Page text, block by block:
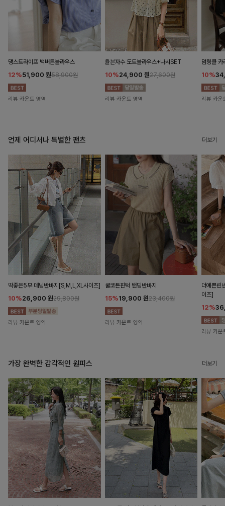
댕스트라이프 백버튼블라우스
12%51,900 원58,900원
리뷰 카운트 영역
율븐자수 도트블라우스+나시SET
10%24,900 원27,600원
리뷰 카운트 영역
덤링클 카
10%
리뷰 카운
언제 어디서나 특별한 팬츠 더보기
딱좋은5부 데님반바지[S,M,L,XL사이즈]
10%26,900 원29,800원
리뷰 카운트 영역
쿨코튼핀턱 밴딩반바지
15%19,900 원23,400원
리뷰 카운트 영역
더예쁜린
이즈]
12%
리뷰 카운
가장 완벽한 감각적인 원피스 더보기